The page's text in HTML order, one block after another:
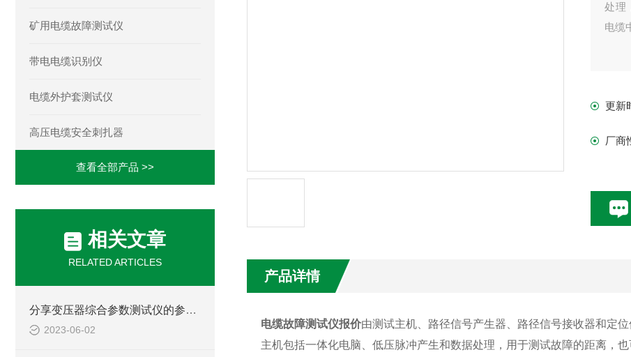
矿用电缆故障测试仪
带电电缆识别仪
电缆外护套测试仪
高压电缆安全刺扎器
查看全部产品 >>
相关文章
RELATED ARTICLES
分享变压器综合参数测试仪的参数输入技巧
2023-06-02
处理
电缆
更新
厂商
产品详情
电缆故障测试仪报价由测试主机、路径信号产生器、路径信号接收器和定位
主机包括一体化电脑、低压脉冲产生和数据处理，用于测试故障的距离，